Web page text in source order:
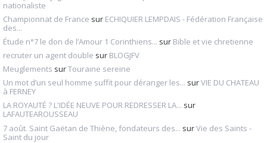
nationaliste
Championnat de France sur ECHIQUIER LEMPDAIS - Fédération Française
des...
Étude n°7 le don de l’Amour 1 Corinthiens... sur Bible et vie chretienne
recruter un agent double sur BLOGJFV
Meuglements surTouraine sereine
Un mot d’un seul homme suffit pour déranger les... surVIE DU CHATEAU
à FERNEY
LA ROYAUTÉ ? L'IDÉE NEUVE POUR REDRESSER LA... sur
LAFAUTEAROUSSEAU
7 août. Saint Gaëtan de Thiène, fondateurs des... surVie des Saints -
Saint du jour